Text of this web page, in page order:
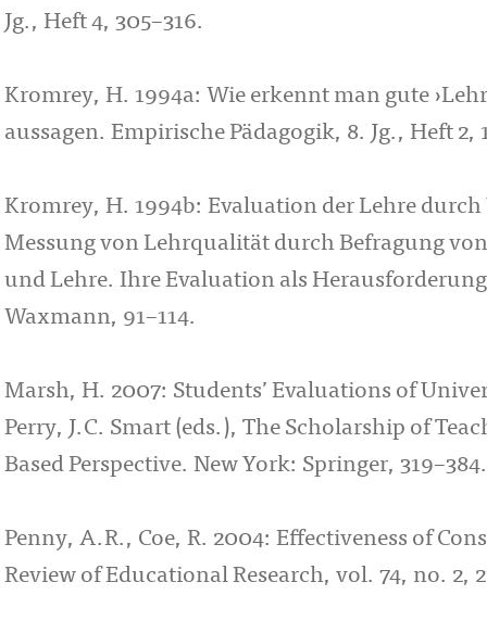
Jg., Heft 4, 305–316.
Kromrey, H. 1994a: Wie erkennt man gute
aussagen. Empirische Pädagogik, 8. Jg., Heft 2,
Kromrey, H. 1994b: Evaluation der Lehre
Messung von Lehrqualität durch Befragung
und Lehre. Ihre Evaluation als
Waxmann, 91–114.
Marsh, H. 2007: Students’ Evaluations of
Perry, J.C. Smart (eds.), The Scholarship of
Based Perspective. New York: Springer, 319–384.
Penny, A.R., Coe, R. 2004: Effectiveness of
Review of Educational Research, vol. 74, no. 2,